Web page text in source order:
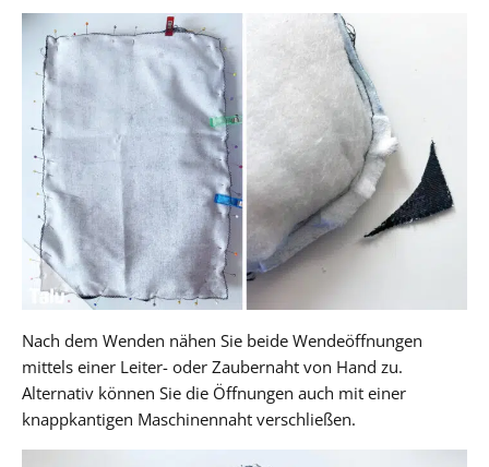
Nach dem Wenden nähen Sie beide Wendeöffnungen
mittels einer Leiter- oder Zaubernaht von Hand zu.
Alternativ können Sie die Öffnungen auch mit einer
knappkantigen Maschinennaht verschließen.